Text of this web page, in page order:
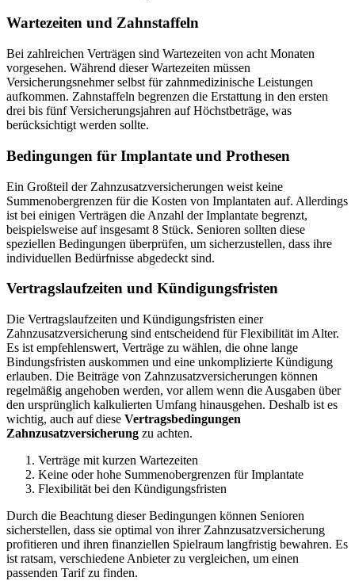
Wartezeiten und Zahnstaffeln
Bei zahlreichen Verträgen sind Wartezeiten von acht Monaten
vorgesehen. Während dieser Wartezeiten müssen
Versicherungsnehmer selbst für zahnmedizinische Leistungen
aufkommen. Zahnstaffeln begrenzen die Erstattung in den ersten
drei bis fünf Versicherungsjahren auf Höchstbeträge, was
berücksichtigt werden sollte.
Bedingungen für Implantate und Prothesen
Ein Großteil der Zahnzusatzversicherungen weist keine
Summenobergrenzen für die Kosten von Implantaten auf. Allerdings
ist bei einigen Verträgen die Anzahl der Implantate begrenzt,
beispielsweise auf insgesamt 8 Stück. Senioren sollten diese
speziellen Bedingungen überprüfen, um sicherzustellen, dass ihre
individuellen Bedürfnisse abgedeckt sind.
Vertragslaufzeiten und Kündigungsfristen
Die Vertragslaufzeiten und Kündigungsfristen einer
Zahnzusatzversicherung sind entscheidend für Flexibilität im Alter.
Es ist empfehlenswert, Verträge zu wählen, die ohne lange
Bindungsfristen auskommen und eine unkomplizierte Kündigung
erlauben. Die Beiträge von Zahnzusatzversicherungen können
regelmäßig angehoben werden, vor allem wenn die Ausgaben über
den ursprünglich kalkulierten Umfang hinausgehen. Deshalb ist es
wichtig, auch auf diese Vertragsbedingungen
Zahnzusatzversicherung zu achten.
Verträge mit kurzen Wartezeiten
Keine oder hohe Summenobergrenzen für Implantate
Flexibilität bei den Kündigungsfristen
Durch die Beachtung dieser Bedingungen können Senioren
sicherstellen, dass sie optimal von ihrer Zahnzusatzversicherung
profitieren und ihren finanziellen Spielraum langfristig bewahren. Es
ist ratsam, verschiedene Anbieter zu vergleichen, um einen
passenden Tarif zu finden.